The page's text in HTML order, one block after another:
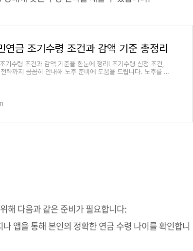
금 조기수령 조건과 감액 기준 총정리
기수령 조건과 감액 기준을 한눈에 정리! 조기수령 신청 조건,
략까지 꼼꼼히 안내해 노후 준비에 도움을 드립니다. 노후를 대
해 다음과 같은 준비가 필요합니다:
앱을 통해 본인의 정확한 연금 수령 나이를 확인합니